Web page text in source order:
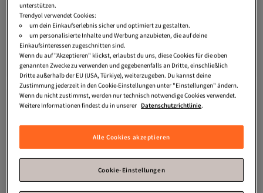
Yaya by Hotiç
Damen-Stiefel aus
hellbraunem Lammfell mit
bequemer, dicker Sohle
3.0 (6)
Versand Kostenlos
Gratis Versand
Versand Kostenlos
66,
Ayax
Schwarze Wildleder-
4.5 (344)
Versand Kostenlos
Gratis Versand
Versand Kostenlos
40,
unterstützen.
Trendyol verwendet Cookies:
um dein Einkaufserlebnis sicher und optimiert zu gestalten.
um personalisierte Inhalte und Werbung anzubieten, die auf deine
Einkaufsinteressen zugeschnitten sind.
Wenn du auf "Akzeptieren" klickst, erlaubst du uns, diese Cookies für die oben
genannten Zwecke zu verwenden und gegebenenfalls an Dritte, einschließlich
Dritte außerhalb der EU (USA, Türkiye), weiterzugeben. Du kannst deine
Zustimmung jederzeit in den Cookie-Einstellungen unter "Einstellungen" ändern.
Wenn du nicht zustimmst, werden nur technisch notwendige Cookies verwendet.
Weitere Informationen findest du in unserer Datenschutzrichtlinie.
Alle Cookies akzeptieren
Cookie-Einstellungen